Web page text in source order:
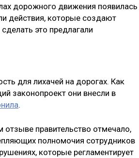
дорожного движения появилась
действия, которые создают
это предлагали
для лихачей на дорогах. Как
законопроект они внесли в
.
правительство отмечало,
полномочия сотрудников
которые регламентирует